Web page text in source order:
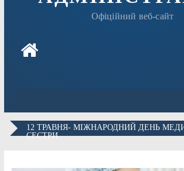
Офіційний веб-сайт
12 ТРАВНЯ- МІЖНАРОДНИЙ ДЕНЬ
СЕСТРИ